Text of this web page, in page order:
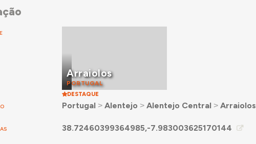
Arraiolos
PORTUGAL
DESTAQUE
Portugal ˃ Alentejo ˃ Alentejo Central ˃ Arraiolos
38.72460399364985,-7.983003625170144